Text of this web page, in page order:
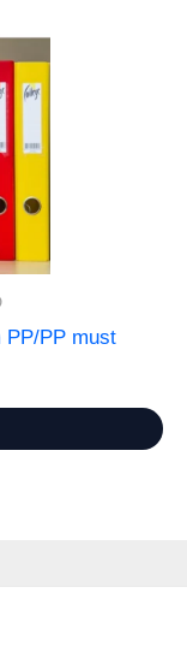
PP/PP must